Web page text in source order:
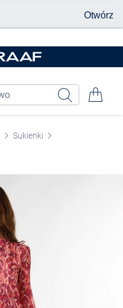
Sukienki
Otwórz